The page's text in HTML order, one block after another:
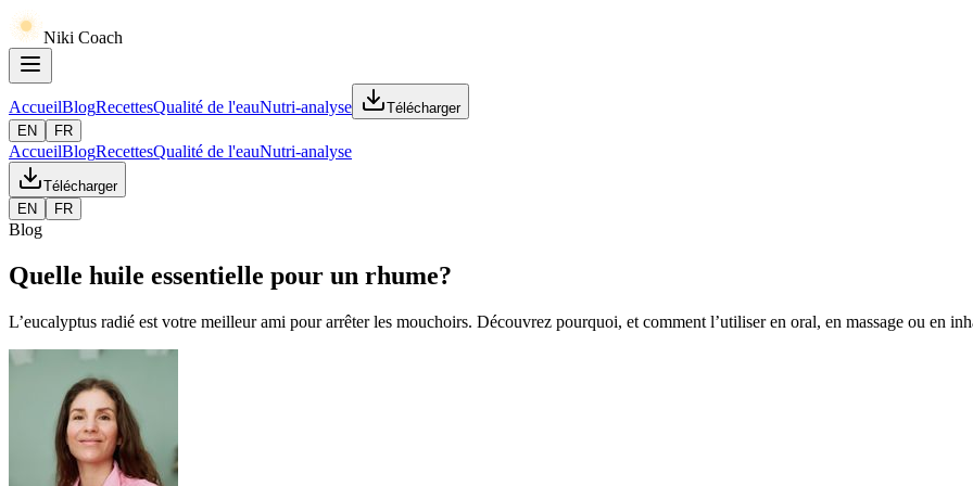
Niki Coach
AccueilBlogRecettesQualité de l'eauNutri-analyse
Télécharger
EN
FR
AccueilBlogRecettesQualité de l'eauNutri-analyse
Télécharger
EN
FR
Blog
Quelle huile essentielle pour un rhume?
L’eucalyptus radié est votre meilleur ami pour arrêter les mouchoirs. Découvrez pourquoi, et comment l’utiliser en oral, en massage ou en